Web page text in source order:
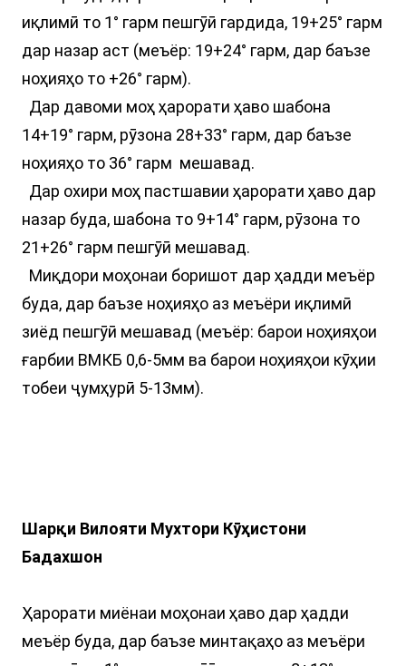
иқлимӣ то 1° гарм пешгӯӣ гардида, 19+25° гарм
дар назар аст (меъёр: 19+24° гарм, дар баъзе
ноҳияҳо то +26° гарм).
Дар давоми моҳ ҳарорати ҳаво шабона
14+19° гарм, рӯзона 28+33° гарм, дар баъзе
ноҳияҳо то 36° гарм мешавад.
Дар охири моҳ пастшавии ҳарорати ҳаво дар
назар буда, шабона то 9+14° гарм, рӯзона то
21+26° гарм пешгӯӣ мешавад.
Миқдори моҳонаи боришот дар ҳадди меъёр
буда, дар баъзе ноҳияҳо аз меъёри иқлимӣ
зиёд пешгӯӣ мешавад (меъёр: барои ноҳияҳои
ғарбии ВМКБ 0,6-5мм ва барои ноҳияҳои кӯҳии
тобеи ҷумҳурӣ 5-13мм).
Шарқи Вилояти Мухтори Кӯҳистони
Бадахшон
Ҳарорати миёнаи моҳонаи ҳаво дар ҳадди
меъёр буда, дар баъзе минтақаҳо аз меъёри